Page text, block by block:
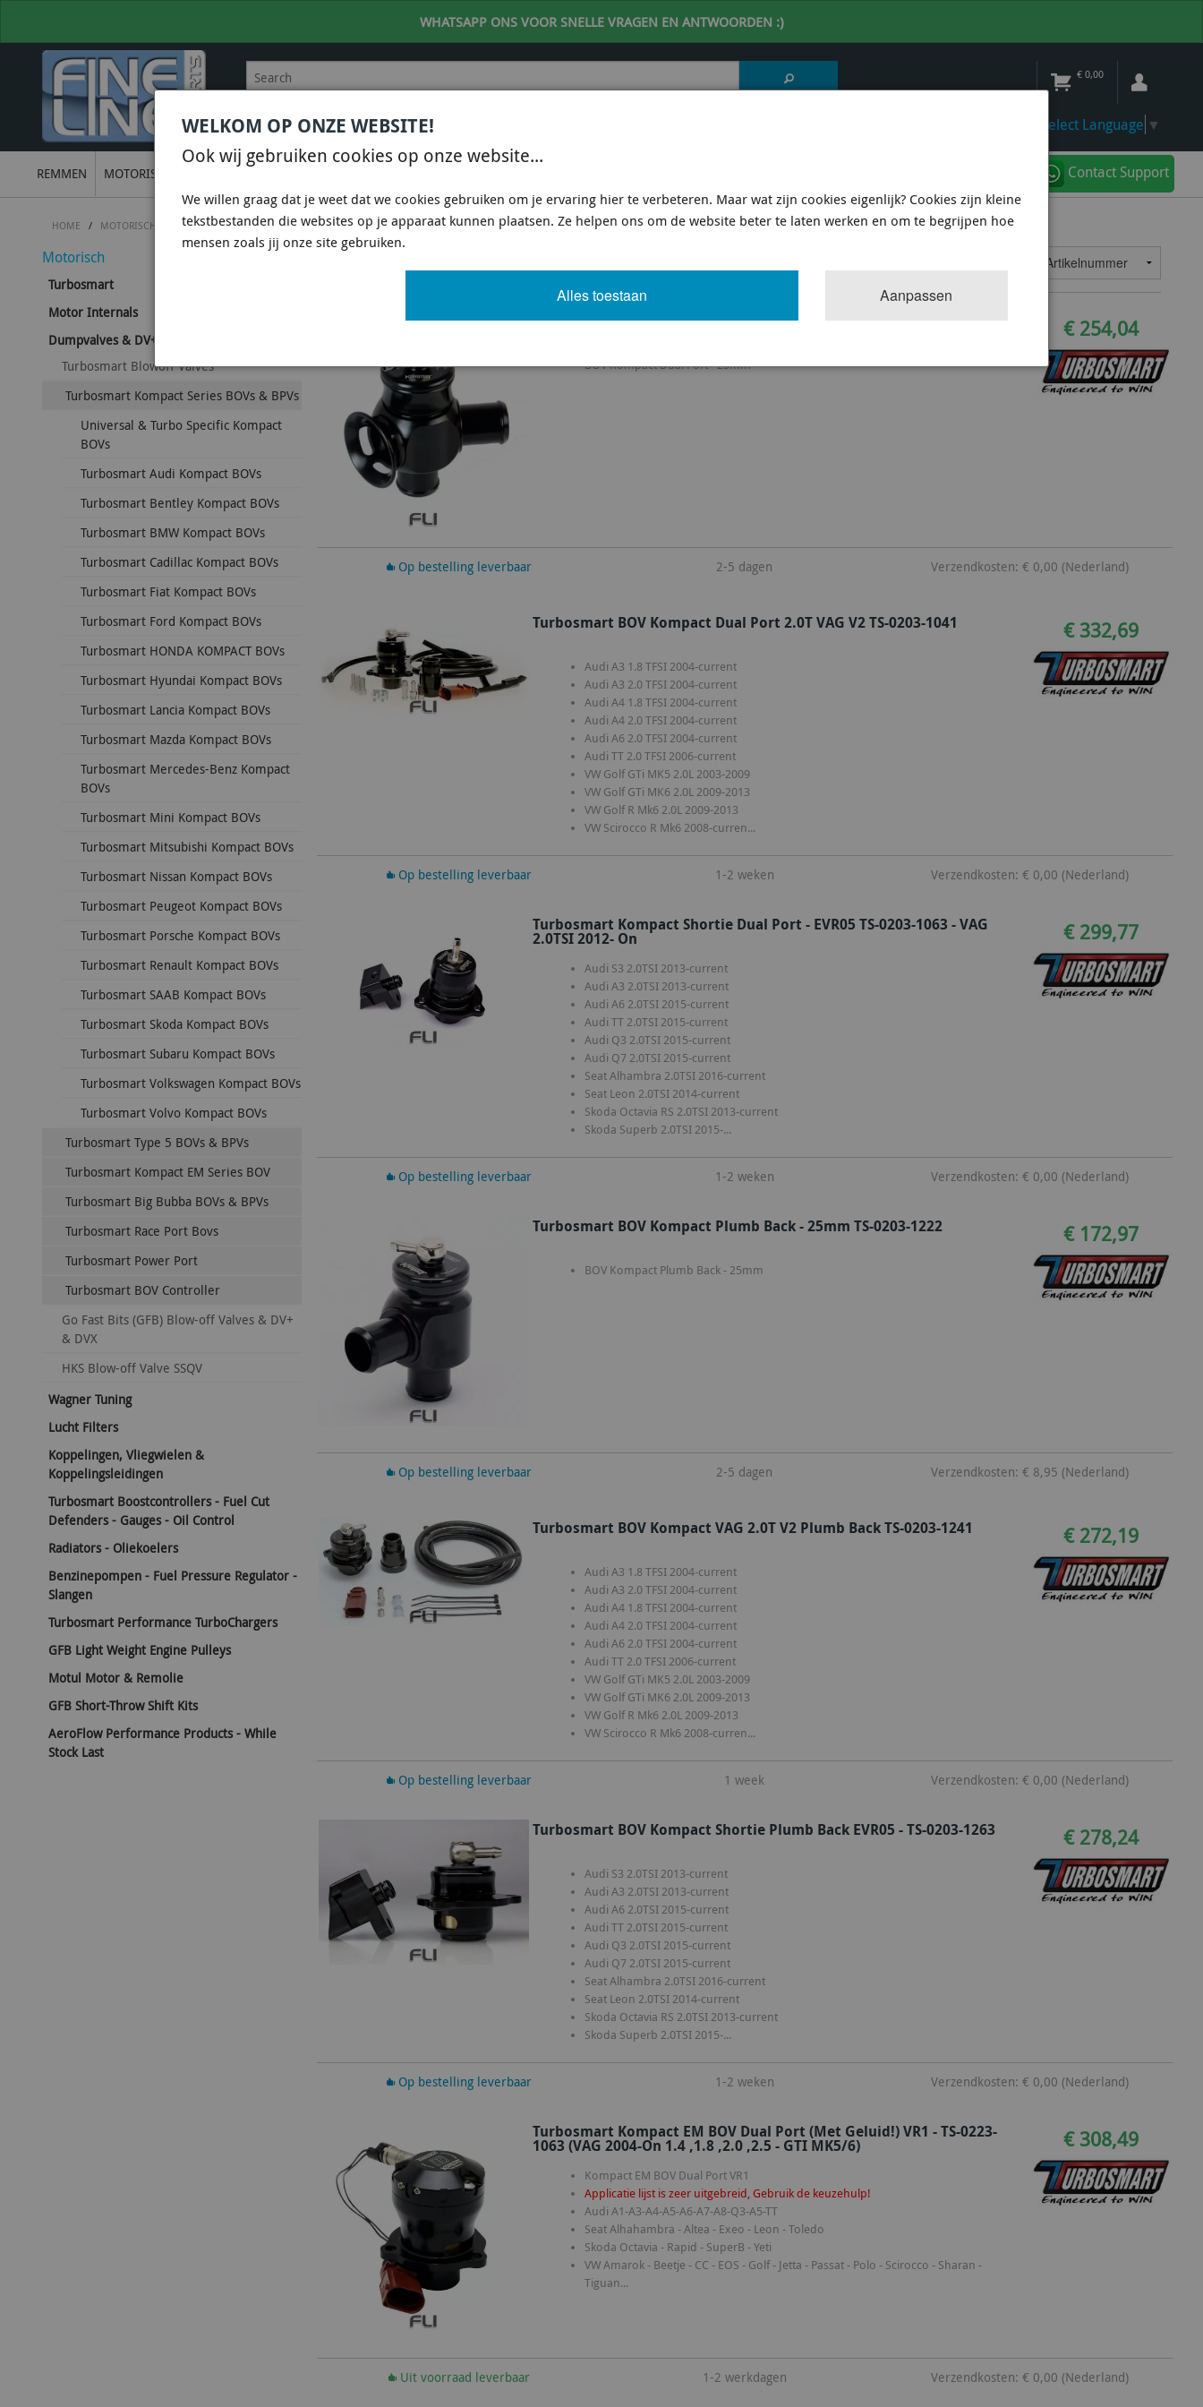
WHATSAPP ONS VOOR SNELLE VRAGEN EN ANTWOORDEN :)
€ 0,00
BEL +31 36 844 77 00VOOR DESKUNDIG ADVIES Select Language ▼
REMMEN MOTORISCH Contact Support
HOME / MOTORISCH DUMPVALVES & DV+ & DVX / TURBOSMART BLOWOFF VALVES / TURBOSMART KOMPACT SERIES BOVS & BPVS / TURBOSMART AUDI KOMPACT BOVS
Motorisch
Turbosmart
Motor Internals
Dumpvalves & DV+ & DVX
Turbosmart Blowoff Valves
Turbosmart Kompact Series BOVs & BPVs
Universal & Turbo Specific Kompact
BOVs
Turbosmart Audi Kompact BOVs
Turbosmart Bentley Kompact BOVs
Turbosmart BMW Kompact BOVs
Turbosmart Cadillac Kompact BOVs
Turbosmart Fiat Kompact BOVs
Turbosmart Ford Kompact BOVs
Turbosmart HONDA KOMPACT BOVs
Turbosmart Hyundai Kompact BOVs
Turbosmart Lancia Kompact BOVs
Turbosmart Mazda Kompact BOVs
Turbosmart Mercedes-Benz Kompact
BOVs
Turbosmart Mini Kompact BOVs
Turbosmart Mitsubishi Kompact BOVs
Turbosmart Nissan Kompact BOVs
Turbosmart Peugeot Kompact BOVs
Turbosmart Porsche Kompact BOVs
Turbosmart Renault Kompact BOVs
Turbosmart SAAB Kompact BOVs
Turbosmart Skoda Kompact BOVs
Turbosmart Subaru Kompact BOVs
Turbosmart Volkswagen Kompact BOVs
Turbosmart Volvo Kompact BOVs
Turbosmart Type 5 BOVs & BPVs
Turbosmart Kompact EM Series BOV
Turbosmart Big Bubba BOVs & BPVs
Turbosmart Race Port Bovs
Turbosmart Power Port
Turbosmart BOV Controller
Go Fast Bits (GFB) Blow-off Valves & DV+
& DVX
HKS Blow-off Valve SSQV
Wagner Tuning
Lucht Filters
Koppelingen, Vliegwielen &
Koppelingsleidingen
Turbosmart Boostcontrollers - Fuel Cut
Defenders - Gauges - Oil Control
Radiators - Oliekoelers
Benzinepompen - Fuel Pressure Regulator -
Slangen
Turbosmart Performance TurboChargers
GFB Light Weight Engine Pulleys
Motul Motor & Remolie
GFB Short-Throw Shift Kits
AeroFlow Performance Products - While
Stock Last
TURBOSMART AUDI KOMPACT BOVS
In winkelwagen
Turbosmart BOV Kompact Dual Port - 25mm TS-0203-1022
BOV Kompact Dual Port - 25mm
€ 254,04
Op bestelling leverbaar 2-5 dagen Verzendkosten: € 0,00 (Nederland)
In winkelwagen
Turbosmart BOV Kompact Dual Port 2.0T VAG V2 TS-0203-1041
Audi A3 1.8 TFSI 2004-current
Audi A3 2.0 TFSI 2004-current
Audi A4 1.8 TFSI 2004-current
Audi A4 2.0 TFSI 2004-current
Audi A6 2.0 TFSI 2004-current
Audi TT 2.0 TFSI 2006-current
VW Golf GTi MK5 2.0L 2003-2009
VW Golf GTi MK6 2.0L 2009-2013
VW Golf R Mk6 2.0L 2009-2013
VW Scirocco R Mk6 2008-curren...
€ 332,69
Op bestelling leverbaar 1-2 weken Verzendkosten: € 0,00 (Nederland)
In winkelwagen
Turbosmart Kompact Shortie Dual Port - EVR05 TS-0203-1063 - VAG
2.0TSI 2012- On
Audi S3 2.0TSI 2013-current
Audi A3 2.0TSI 2013-current
Audi A6 2.0TSI 2015-current
Audi TT 2.0TSI 2015-current
Audi Q3 2.0TSI 2015-current
Audi Q7 2.0TSI 2015-current
Seat Alhambra 2.0TSI 2016-current
Seat Leon 2.0TSI 2014-current
Skoda Octavia RS 2.0TSI 2013-current
Skoda Superb 2.0TSI 2015-...
€ 299,77
Op bestelling leverbaar 1-2 weken Verzendkosten: € 0,00 (Nederland)
In winkelwagen
Turbosmart BOV Kompact Plumb Back - 25mm TS-0203-1222
BOV Kompact Plumb Back - 25mm
€ 172,97
Op bestelling leverbaar 2-5 dagen Verzendkosten: € 8,95 (Nederland)
In winkelwagen
Turbosmart BOV Kompact VAG 2.0T V2 Plumb Back TS-0203-1241
Audi A3 1.8 TFSI 2004-current
Audi A3 2.0 TFSI 2004-current
Audi A4 1.8 TFSI 2004-current
Audi A4 2.0 TFSI 2004-current
Audi A6 2.0 TFSI 2004-current
Audi TT 2.0 TFSI 2006-current
VW Golf GTi MK5 2.0L 2003-2009
VW Golf GTi MK6 2.0L 2009-2013
VW Golf R Mk6 2.0L 2009-2013
VW Scirocco R Mk6 2008-curren...
€ 272,19
Op bestelling leverbaar 1 week Verzendkosten: € 0,00 (Nederland)
In winkelwagen
Turbosmart BOV Kompact Shortie Plumb Back EVR05 - TS-0203-1263
Audi S3 2.0TSI 2013-current
Audi A3 2.0TSI 2013-current
Audi A6 2.0TSI 2015-current
Audi TT 2.0TSI 2015-current
Audi Q3 2.0TSI 2015-current
Audi Q7 2.0TSI 2015-current
Seat Alhambra 2.0TSI 2016-current
Seat Leon 2.0TSI 2014-current
Skoda Octavia RS 2.0TSI 2013-current
Skoda Superb 2.0TSI 2015-...
€ 278,24
Op bestelling leverbaar 1-2 weken Verzendkosten: € 0,00 (Nederland)
In winkelwagen
Turbosmart Kompact EM BOV Dual Port (Met Geluid!) VR1 - TS-0223-
1063 (VAG 2004-On 1.4 ,1.8 ,2.0 ,2.5 - GTI MK5/6)
Kompact EM BOV Dual Port VR1
Applicatie lijst is zeer uitgebreid, Gebruik de keuzehulp!
Audi A1-A3-A4-A5-A6-A7-A8-Q3-A5-TT
Seat Alhahambra - Altea - Exeo - Leon - Toledo
Skoda Octavia - Rapid - SuperB - Yeti
VW Amarok - Beetje - CC - EOS - Golf - Jetta - Passat - Polo - Scirocco - Sharan -
Tiguan...
€ 308,49
Uit voorraad leverbaar 1-2 werkdagen Verzendkosten: € 0,00 (Nederland)
WELKOM OP ONZE WEBSITE!
Ook wij gebruiken cookies op onze website...
We willen graag dat je weet dat we cookies gebruiken om je ervaring hier te verbeteren. Maar wat zijn cookies eigenlijk? Cookies zijn kleine
tekstbestanden die websites op je apparaat kunnen plaatsen. Ze helpen ons om de website beter te laten werken en om te begrijpen hoe
mensen zoals jij onze site gebruiken.
Aanpassen
Alles toestaan